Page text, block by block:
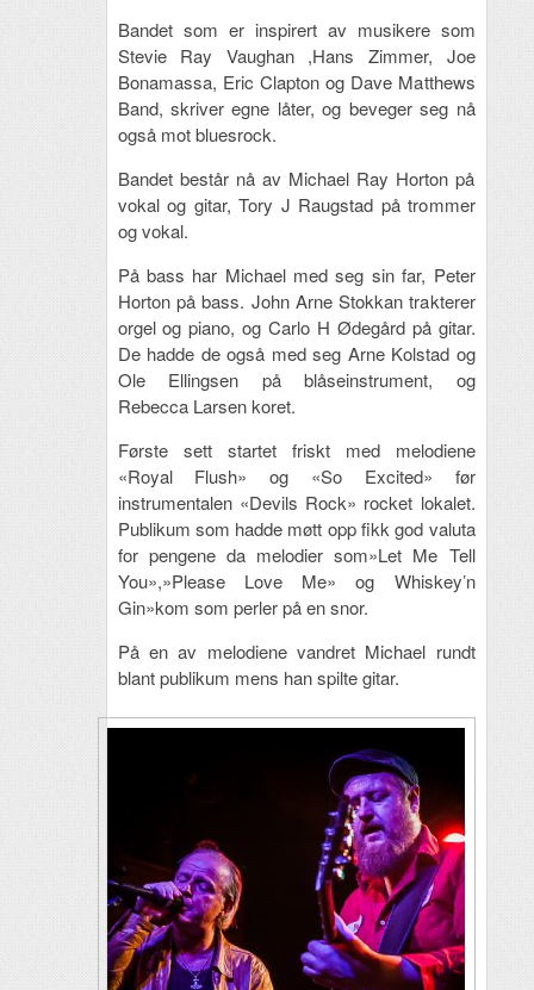
Bandet som er inspirert av musikere som
Stevie Ray Vaughan ,Hans Zimmer, Joe
Bonamassa, Eric Clapton og Dave Matthews
Band, skriver egne låter, og beveger seg nå
også mot bluesrock.
Bandet består nå av Michael Ray Horton på
vokal og gitar, Tory J Raugstad på trommer
og vokal.
På bass har Michael med seg sin far, Peter
Horton på bass. John Arne Stokkan trakterer
orgel og piano, og Carlo H Ødegård på gitar.
De hadde de også med seg Arne Kolstad og
Ole Ellingsen på blåseinstrument, og
Rebecca Larsen koret.
Første sett startet friskt med melodiene
«Royal Flush» og «So Excited» før
instrumentalen «Devils Rock» rocket lokalet.
Publikum som hadde møtt opp fikk god valuta
for pengene da melodier som»Let Me Tell
You»,»Please Love Me» og Whiskey’n
Gin»kom som perler på en snor.
På en av melodiene vandret Michael rundt
blant publikum mens han spilte gitar.